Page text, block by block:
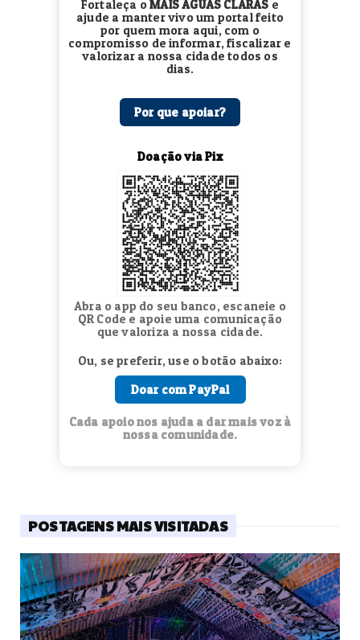
Fortaleça oMAIS ÁGUAS CLARAS e
ajude a manter vivo um portal feito
por quem mora aqui, com o
compromisso de informar, fiscalizar e
valorizar a nossa cidade todos os
dias.
Por que apoiar?
Doação via Pix
Abra o app do seu banco, escaneie o
QR Code e apoie uma comunicação
que valoriza a nossa cidade.
Ou, se preferir, use o botão abaixo:
Doar com PayPal
Cada apoio nos ajuda a dar mais voz à
nossa comunidade.
POSTAGENS MAIS VISITADAS